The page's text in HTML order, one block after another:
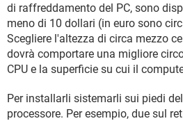
di raffreddamento del PC, sono
meno di 10 dollari (in euro sono
Scegliere l'altezza di circa mezzo
dovrà comportare una migliore
CPU e la superficie su cui il
Per installarli sistemarli sui piedi
processore. Per esempio, due sul